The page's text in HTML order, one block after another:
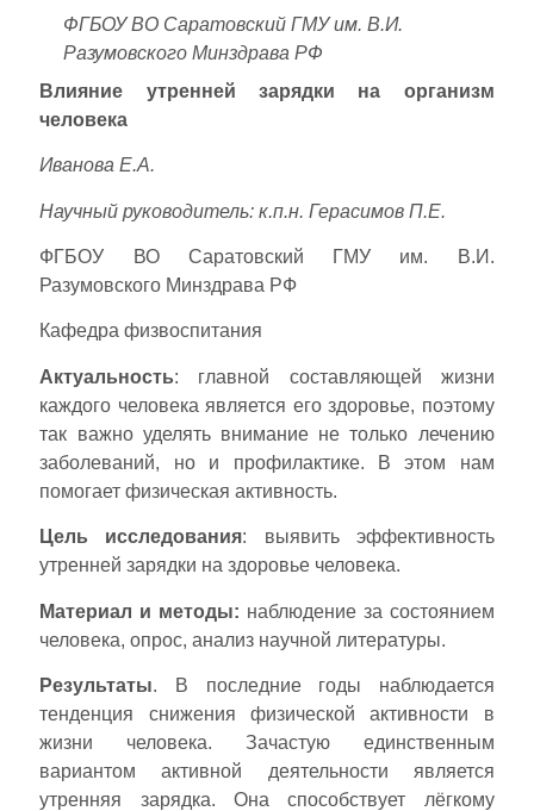
ФГБОУ ВО Саратовский ГМУ им. В.И.
Разумовского Минздрава РФ
Влияние утренней зарядки на организм
человека
Иванова Е.А.
Научный руководитель: к.п.н. Герасимов П.Е.
ФГБОУ ВО Саратовский ГМУ им. В.И.
Разумовского Минздрава РФ
Кафедра физвоспитания
Актуальность: главной составляющей жизни
каждого человека является его здоровье, поэтому
так важно уделять внимание не только лечению
заболеваний, но и профилактике. В этом нам
помогает физическая активность.
Цель исследования: выявить эффективность
утренней зарядки на здоровье человека.
Материал и методы: наблюдение за состоянием
человека, опрос, анализ научной литературы.
Результаты. В последние годы наблюдается
тенденция снижения физической активности в
жизни человека. Зачастую единственным
вариантом активной деятельности является
утренняя зарядка. Она способствует лёгкому